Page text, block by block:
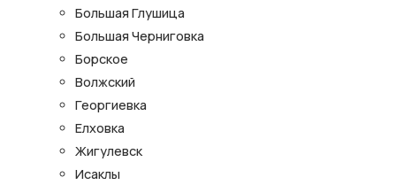
Большая Глушица
Большая Черниговка
Борское
Волжский
Георгиевка
Елховка
Жигулевск
Исаклы